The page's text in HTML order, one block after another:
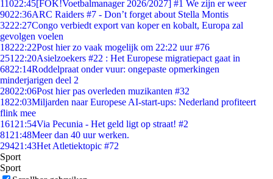
11022:45[FOK!Voetbalmanager 2026/2027] #1 We zijn er weer
9022:36ARC Raiders #7 - Don’t forget about Stella Montis
3222:27Congo verbiedt export van koper en kobalt, Europa zal
gevolgen voelen
18222:22Post hier zo vaak mogelijk om 22:22 uur #76
251 22:20Asielzoekers #22 : Het Europese migratiepact gaat in
6822:14Roddelpraat onder vuur: ongepaste opmerkingen
minderjarigen deel 2
28022:06Post hier pas overleden muzikanten #32
1822:03Miljarden naar Europese AI-start-ups: Nederland profiteert
flink mee
161 21:54Via Pecunia - Het geld ligt op straat! #2
81 21:48Meer dan 40 uur werken.
29421:43Het Atletiektopic #72
Sport
Sport